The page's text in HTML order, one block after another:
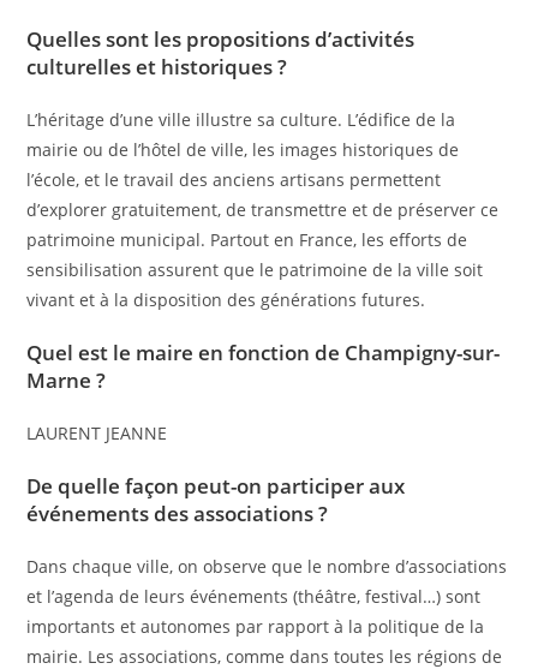
Quelles sont les propositions d’activités
culturelles et historiques ?
L’héritage d’une ville illustre sa culture. L’édifice de la
mairie ou de l’hôtel de ville, les images historiques de
l’école, et le travail des anciens artisans permettent
d’explorer gratuitement, de transmettre et de préserver ce
patrimoine municipal. Partout en France, les efforts de
sensibilisation assurent que le patrimoine de la ville soit
vivant et à la disposition des générations futures.
Quel est le maire en fonction de Champigny-sur-
Marne ?
LAURENT JEANNE
De quelle façon peut-on participer aux
événements des associations ?
Dans chaque ville, on observe que le nombre d’associations
et l’agenda de leurs événements (théâtre, festival…) sont
importants et autonomes par rapport à la politique de la
mairie. Les associations, comme dans toutes les régions de